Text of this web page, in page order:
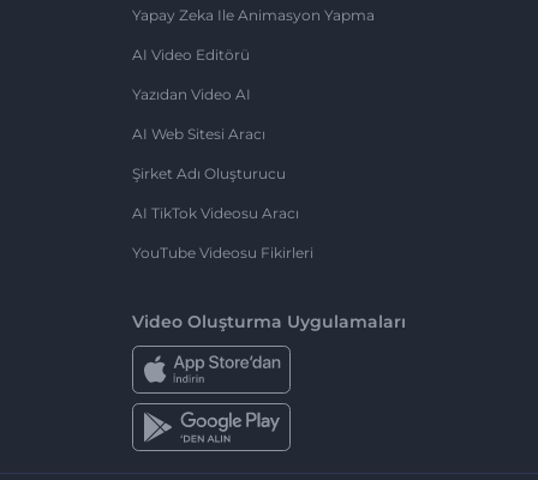
Yapay Zeka Ile Animasyon Yapma
AI Video Editörü
Yazıdan Video AI
AI Web Sitesi Aracı
Şirket Adı Oluşturucu
AI TikTok Videosu Aracı
YouTube Videosu Fikirleri
Video Oluşturma Uygulamaları